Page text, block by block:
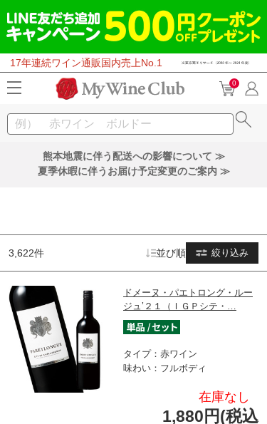
17年連続ワイン通販国内売上No.1
0
熊本地震に伴う配送への影響について ≫
夏季休暇に伴うお届け予定変更のご案内 ≫
3,622件 絞り込み
並び順
ドメーヌ・パエトロング・ルー
ジュ’２１（ＩＧＰシテ・…
タイプ：赤ワイン
味わい：フルボディ
在庫なし
1,880円(税込